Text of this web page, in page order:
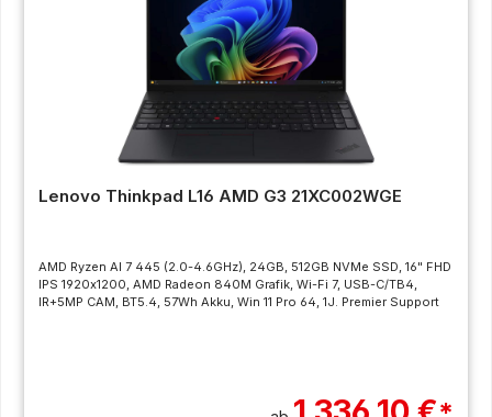
Lenovo Thinkpad L16 AMD G3 21XC002WGE
AMD Ryzen AI 7 445 (2.0-4.6GHz), 24GB, 512GB NVMe SSD, 16" FHD
IPS 1920x1200, AMD Radeon 840M Grafik, Wi-Fi 7, USB-C/TB4,
IR+5MP CAM, BT5.4, 57Wh Akku, Win 11 Pro 64, 1J. Premier Support